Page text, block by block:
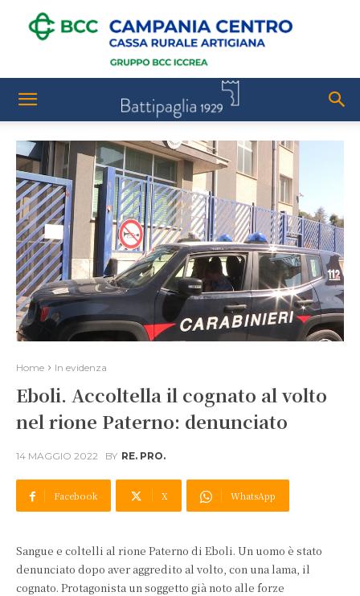
Home In evidenza
Eboli. Accoltella il cognato al volto
nel rione Paterno: denunciato
14 MAGGIO 2022 BY RE. PRO.
Facebook X WhatsApp
Sangue e coltelli al rione Paterno di Eboli. Un uomo è stato
denunciato dopo aver aggredito al volto, con una lama, il
cognato. Protagonista un soggetto già noto alle forze